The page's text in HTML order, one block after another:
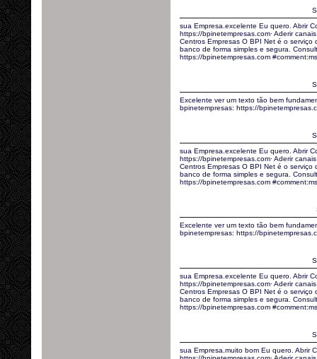
sua Empresa.excelente Eu quero. Abrir
https://bpinetempresas.com· Aderir
Centros Empresas O BPI Net é o
banco de forma simples e segura.
https://bpinetempresas.com
Excelente ver um texto tão bem
bpinetempresas: https://
sua Empresa.excelente Eu quero. Abrir
https://bpinetempresas.com· Aderir
Centros Empresas O BPI Net é o
banco de forma simples e segura.
https://bpinetempresas.com
Excelente ver um texto tão bem
bpinetempresas: https://
sua Empresa.excelente Eu quero. Abrir
https://bpinetempresas.com· Aderir
Centros Empresas O BPI Net é o
banco de forma simples e segura.
https://bpinetempresas.com
sua Empresa.muito bom Eu quero. Abrir